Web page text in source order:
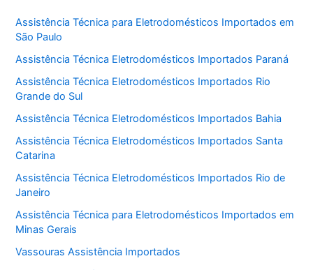
Assistência Técnica para Eletrodomésticos Importados em
São Paulo
Assistência Técnica Eletrodomésticos Importados Paraná
Assistência Técnica Eletrodomésticos Importados Rio
Grande do Sul
Assistência Técnica Eletrodomésticos Importados Bahia
Assistência Técnica Eletrodomésticos Importados Santa
Catarina
Assistência Técnica Eletrodomésticos Importados Rio de
Janeiro
Assistência Técnica para Eletrodomésticos Importados em
Minas Gerais
Vassouras Assistência Importados